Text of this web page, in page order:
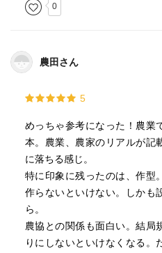
0
農田さん
5
めっちゃ参考になった！農業
本。農業、農家のリアルが記
に落ちる感じ。
特に印象に残ったのは、作型
作らないといけない。しかも
ら。
農協との関係も面白い。結局
りにしないといけなくなる。